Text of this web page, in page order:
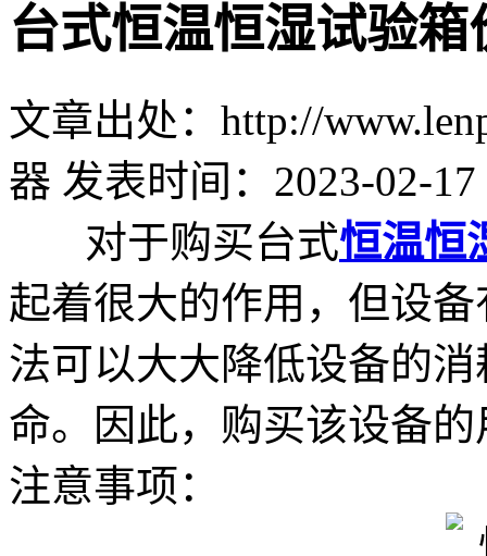
台式恒温恒湿试验
文章出处：http://
器 发表时间：2023-02-17
对于购买台式恒温恒
起着很大的作用，但设
法可以大大降低设备的
命。因此，购买该设备
注意事项：